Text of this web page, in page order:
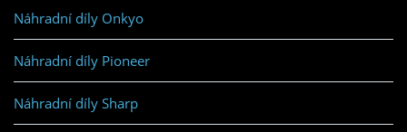
Náhradní díly Onkyo
Náhradní díly Pioneer
Náhradní díly Sharp